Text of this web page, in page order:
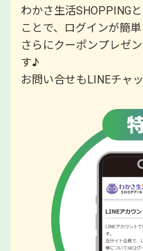
わかさ生活SHOPPING
ことで、ログインが簡単
さらにクーポンプレゼ
す♪
お問い合せもLINEチャ